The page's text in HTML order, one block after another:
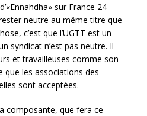
sur France 24
neutre au même titre que
c’est que l’UGTT est un
syndicat n’est pas neutre. Il
et travailleuses comme son
que les associations des
sont acceptées.
composante, que fera ce